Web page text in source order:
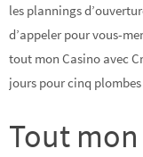
les plannings
d’appeler pour vous-
tout mon Casino avec
jours pour cinq
Tout